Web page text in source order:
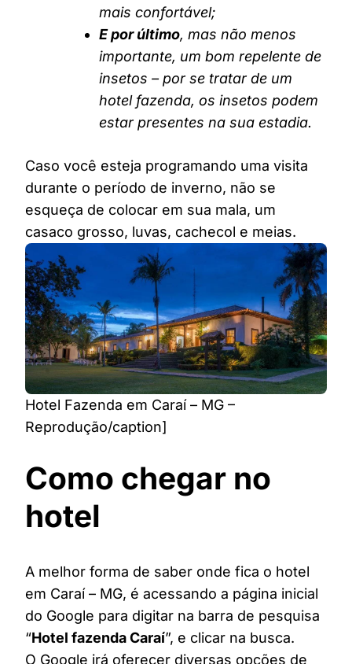
mais confortável;
E por último, mas não menos
importante, um bom repelente de
insetos – por se tratar de um
hotel fazenda, os insetos podem
estar presentes na sua estadia.
Caso você esteja programando uma visita
durante o período de inverno, não se
esqueça de colocar em sua mala, um
casaco grosso, luvas, cachecol e meias.
Hotel Fazenda em Caraí – MG –
Reprodução/caption]
Como chegar no
hotel
A melhor forma de saber onde fica o hotel
em Caraí – MG, é acessando a página inicial
do Google para digitar na barra de pesquisa
“Hotel fazenda Caraí”, e clicar na busca.
O Google irá oferecer diversas opções de